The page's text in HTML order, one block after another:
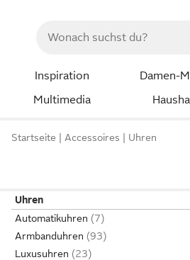
Inspiration Damen-
Multimedia
Startseite Accessoires Uhren
Uhren
Automatikuhren
Armbanduhren
Luxusuhren